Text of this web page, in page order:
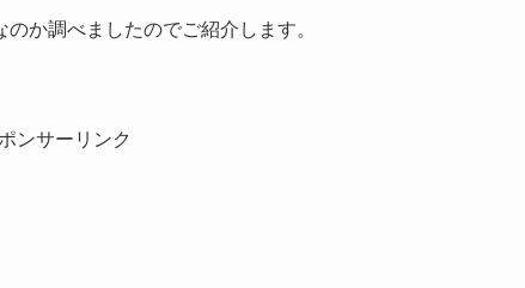
か調べましたのでご紹介します。
ンサーリンク